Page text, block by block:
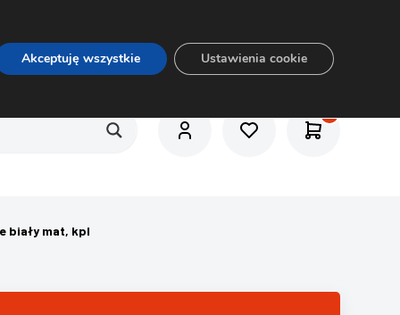
biały mat, kpl
Akceptuję wszystkie Ustawienia cookie